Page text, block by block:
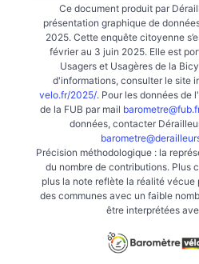
Ce document produit par
présentation graphique de
2025. Cette enquête citoyenne
février au 3 juin 2025. Elle est
Usagers et Usagères de la
d'informations, consulter le site
velo.fr/2025/. Pour les données de
de la FUB par mail barometre@fub.fr
données, contacter
Précision méthodologique : la
du nombre de contributions. Plus
plus la note reflète la réalité
des communes avec un faible
être interprétées